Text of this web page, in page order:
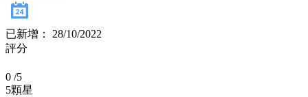
已新增： 28/10/2022
評分
0 /5
5顆星